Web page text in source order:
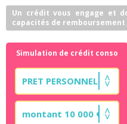
Un crédit vous engage et
capacités de
Simulation de crédit conso